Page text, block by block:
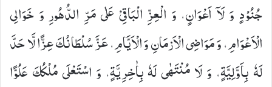
جُنُوْدٍ وَ لَاۤ اَعْوَانٍ، وَ الْعِزِّ الْبَاقِیْ عَلٰى مَرِّ الدُّهُورِ وَ خَوَالِی
الْاَعْوَامِ، وَ مَوَاضِی الْاَزمَانِ وَ الْاَیَّامِ، عَزَّ سُلْطَانُكَ عِزًّا لَّا حَدَّ
لَهٗ بِاَوَّلِیَّةٍ، وَ لَا مُنْتَهٰى لَهٗ بِاٰخِرِیَّةٍ، وَ اسْتَعْلَى مُلْكُكَ عَلُوًّا